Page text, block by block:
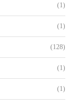
(1)
(1)
(128)
(1)
(1)